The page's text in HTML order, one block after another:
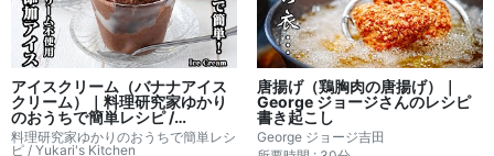
アイスクリーム（バナナアイス
クリーム）｜料理研究家ゆかり
のおうちで簡単レシピ /
Yukari's Kitchenさんのレシピ
書き起こし
料理研究家ゆかりのおうちで簡単レシ
ピ / Yukari's Kitchen
唐揚げ（鶏胸肉の唐揚げ）｜
George ジョージさんのレシピ
書き起こし
George ジョージ吉田